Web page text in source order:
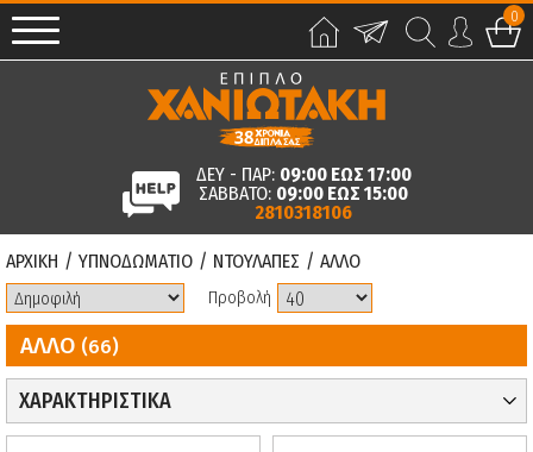
0
ΔΕΥ - ΠΑΡ: 09:00 ΕΩΣ 17:00
ΣΑΒΒΑΤΟ: 09:00 ΕΩΣ 15:00
2810318106
ΑΡΧΙΚΗ / ΥΠΝΟΔΩΜΑΤΙΟ / ΝΤΟΥΛΑΠΕΣ / ΑΛΛΟ
Προβολή
ΑΛΛΟ (66)
ΧΑΡΑΚΤΗΡΙΣΤΙΚΑ